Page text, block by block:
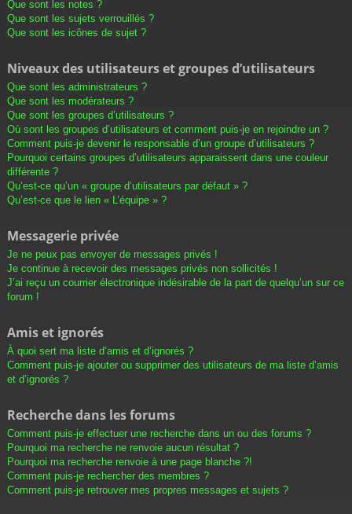
Que sont les notes ?
Que sont les sujets verrouillés ?
Que sont les icônes de sujet ?
Niveaux des utilisateurs et groupes d’utilisateurs
Que sont les administrateurs ?
Que sont les modérateurs ?
Que sont les groupes d’utilisateurs ?
Où sont les groupes d’utilisateurs et comment puis-je en rejoindre un ?
Comment puis-je devenir le responsable d’un groupe d’utilisateurs ?
Pourquoi certains groupes d’utilisateurs apparaissent dans une couleur
différente ?
Qu’est-ce qu’un « groupe d’utilisateurs par défaut » ?
Qu’est-ce que le lien « L’équipe » ?
Messagerie privée
Je ne peux pas envoyer de messages privés !
Je continue à recevoir des messages privés non sollicités !
J’ai reçu un courrier électronique indésirable de la part de quelqu’un sur ce
forum !
Amis et ignorés
À quoi sert ma liste d’amis et d’ignorés ?
Comment puis-je ajouter ou supprimer des utilisateurs de ma liste d’amis
et d’ignorés ?
Recherche dans les forums
Comment puis-je effectuer une recherche dans un ou des forums ?
Pourquoi ma recherche ne renvoie aucun résultat ?
Pourquoi ma recherche renvoie à une page blanche ?!
Comment puis-je rechercher des membres ?
Comment puis-je retrouver mes propres messages et sujets ?